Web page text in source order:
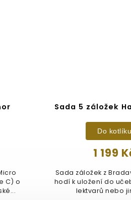
C) o
Sada 5 záložek
1 199
Do kotlíku
Sada záložek z
hodí k uložení do
lektvarů nebo